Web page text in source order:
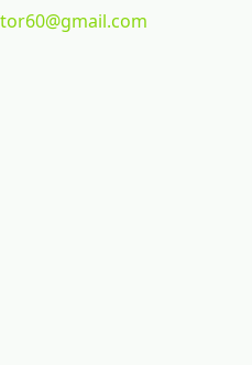
@gmail.com